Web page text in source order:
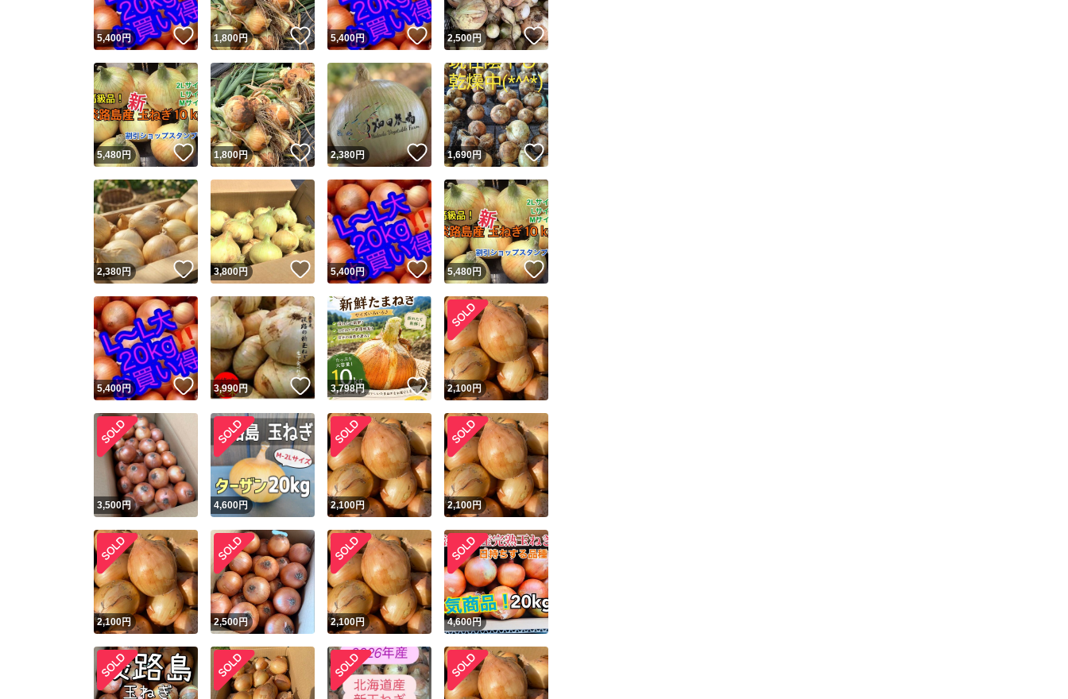
5,400円 いいね！
1,800円 いいね！
5,400円 いいね！
2,500円 いいね！
5,480円 いいね！
1,800円 いいね！
2,380円 いいね！
1,690円 いいね！
2,380円 いいね！
3,800円 いいね！
5,400円 いいね！
5,480円 いいね！
5,400円 いいね！
3,990円 いいね！
3,798円 いいね！
2,100円
3,500円 4,600円 2,100円 2,100円
2,100円 2,500円 2,100円 4,600円